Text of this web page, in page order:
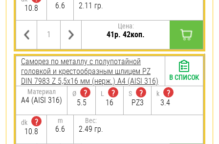
10.8
6.6 2.11 гр.
Цена:
41р. 42коп.
Саморез по металлу с полупотайной
головкой и крестообразным шлицем PZ
DIN 7983 Z 5,5х16 мм (нерж.) A4 (AISI 316)
Материал
A4 (AISI 316)
Ø
?
5.5
L
?
16
S
?
PZ3
k
?
3.4
dk
?
10.8
m
6.6
Вес:
2.49 гр.
В СПИСОК